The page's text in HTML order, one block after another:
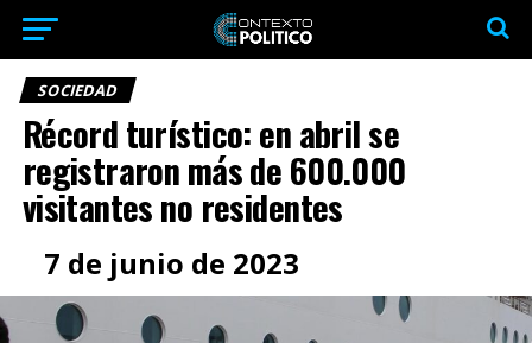
SOCIEDAD
Récord turístico: en abril se
registraron más de 600.000
visitantes no residentes
7 de junio de 2023